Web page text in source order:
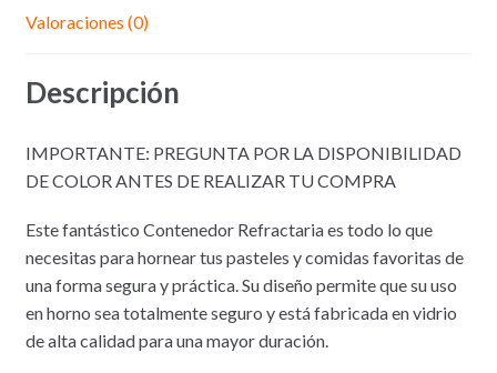
Valoraciones (0)
Descripción
IMPORTANTE: PREGUNTA POR LA DISPONIBILIDAD
DE COLOR ANTES DE REALIZAR TU COMPRA
Este fantástico Contenedor Refractaria es todo lo que
necesitas para hornear tus pasteles y comidas favoritas de
una forma segura y práctica. Su diseño permite que su uso
en horno sea totalmente seguro y está fabricada en vidrio
de alta calidad para una mayor duración.